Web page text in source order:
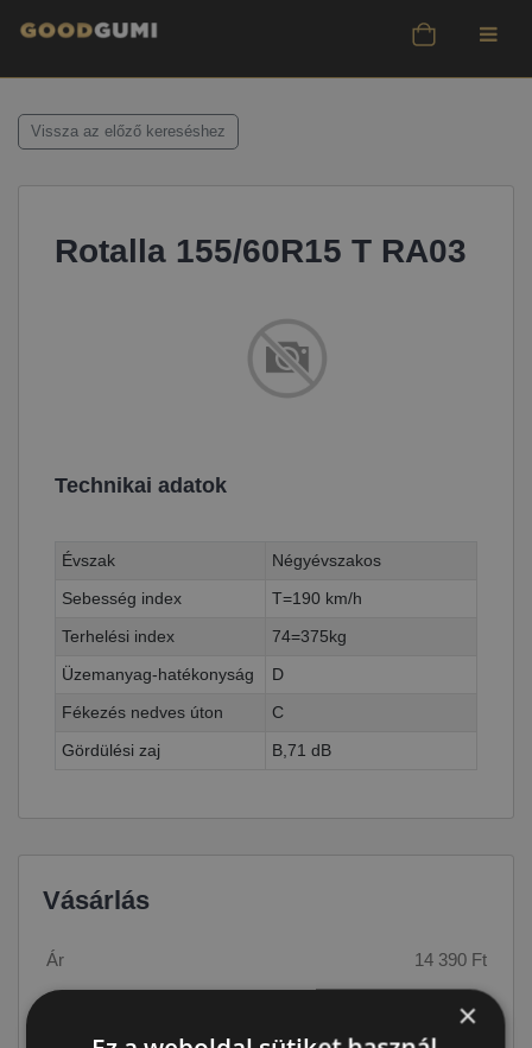
Vissza az előző kereséshez
Rotalla 155/60R15 T RA03
Technikai adatok
Évszak
Négyévszakos
Sebesség index
T=190 km/h
Terhelési index
74=375kg
Üzemanyag-hatékonyság
D
Fékezés nedves úton
C
Gördülési zaj
B,71 dB
Vásárlás
Ár 14 390 Ft
4+ db
×